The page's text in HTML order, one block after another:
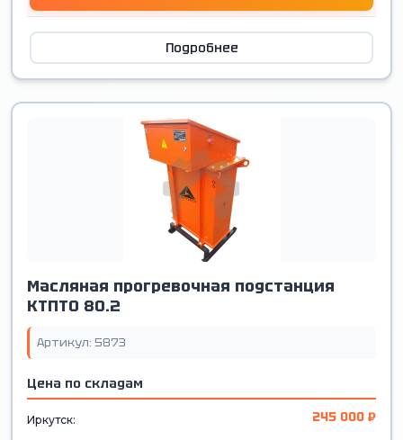
Подробнее
Масляная прогревочная подстанция
КТПТО 80.2
Артикул: 5873
Цена по складам
Иркутск: 245 000 ₽